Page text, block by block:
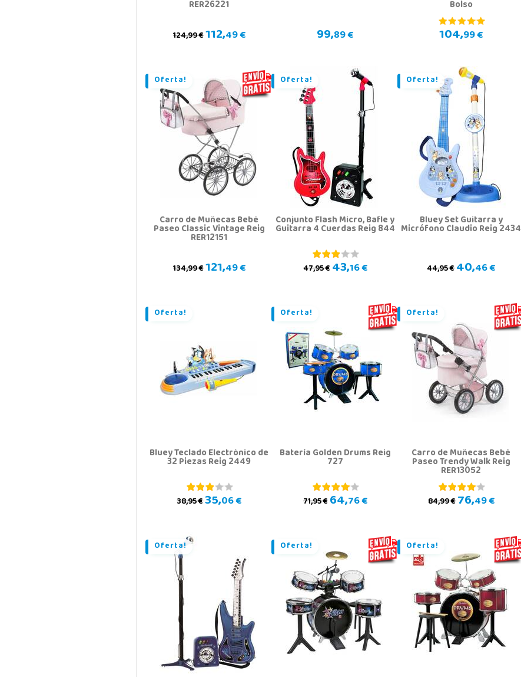
RER26221
124,99 €112,49 € 99,89 €
Bolso
104,99 €
Oferta!
Carro de Muñecas Bebé
Paseo Classic Vintage Reig
RER12151
134,99 €121,49 €
Oferta!
Conjunto Flash Micro, Bafle y
Guitarra 4 Cuerdas Reig 844
47,95 €43,16 €
Oferta!
Bluey Set Guitarra y
Micrófono Claudio Reig 2434
44,95 €40,46 €
Oferta!
Bluey Teclado Electrónico de
32 Piezas Reig 2449
38,95 €35,06 €
Oferta!
Batería Golden Drums Reig
727
71,95 €64,76 €
Oferta!
Carro de Muñecas Bebé
Paseo Trendy Walk Reig
RER13052
84,99 €76,49 €
Oferta! Oferta! Oferta!